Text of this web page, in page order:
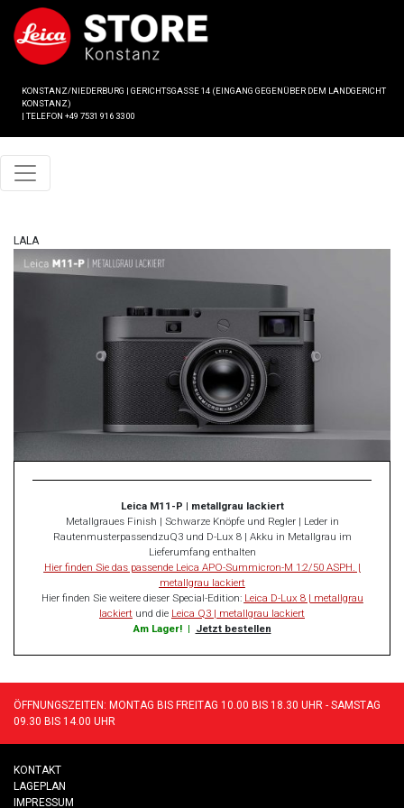
KONSTANZ/NIEDERBURG | GERICHTSGASSE 14 (EINGANG GEGENÜBER DEM LANDGERICHT
KONSTANZ)
| TELEFON +49 7531 916 33 00
LALA
Leica M11-P | metallgrau lackiert
Metallgraues Finish | Schwarze Knöpfe und Regler | Leder in
RautenmusterpassendzuQ3 und D-Lux 8 | Akku in Metallgrau im
Lieferumfang enthalten
Hier finden Sie das passende Leica APO-Summicron-M 1:2/50 ASPH. |
metallgrau lackiert
Hier finden Sie weitere dieser Special-Edition: Leica D-Lux 8 | metallgrau
lackiert und die Leica Q3 | metallgrau lackiert
Am Lager! | Jetzt bestellen
ÖFFNUNGSZEITEN: MONTAG BIS FREITAG 10.00 BIS 18.30 UHR - SAMSTAG
09.30 BIS 14.00 UHR
KONTAKT
LAGEPLAN
IMPRESSUM